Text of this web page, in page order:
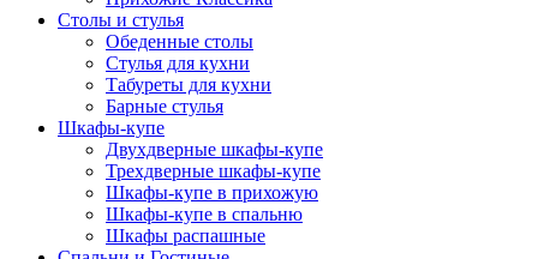
Столы и стулья
Обеденные столы
Стулья для кухни
Табуреты для кухни
Барные стулья
Шкафы-купе
Двухдверные шкафы-купе
Трехдверные шкафы-купе
Шкафы-купе в прихожую
Шкафы-купе в спальню
Шкафы распашные